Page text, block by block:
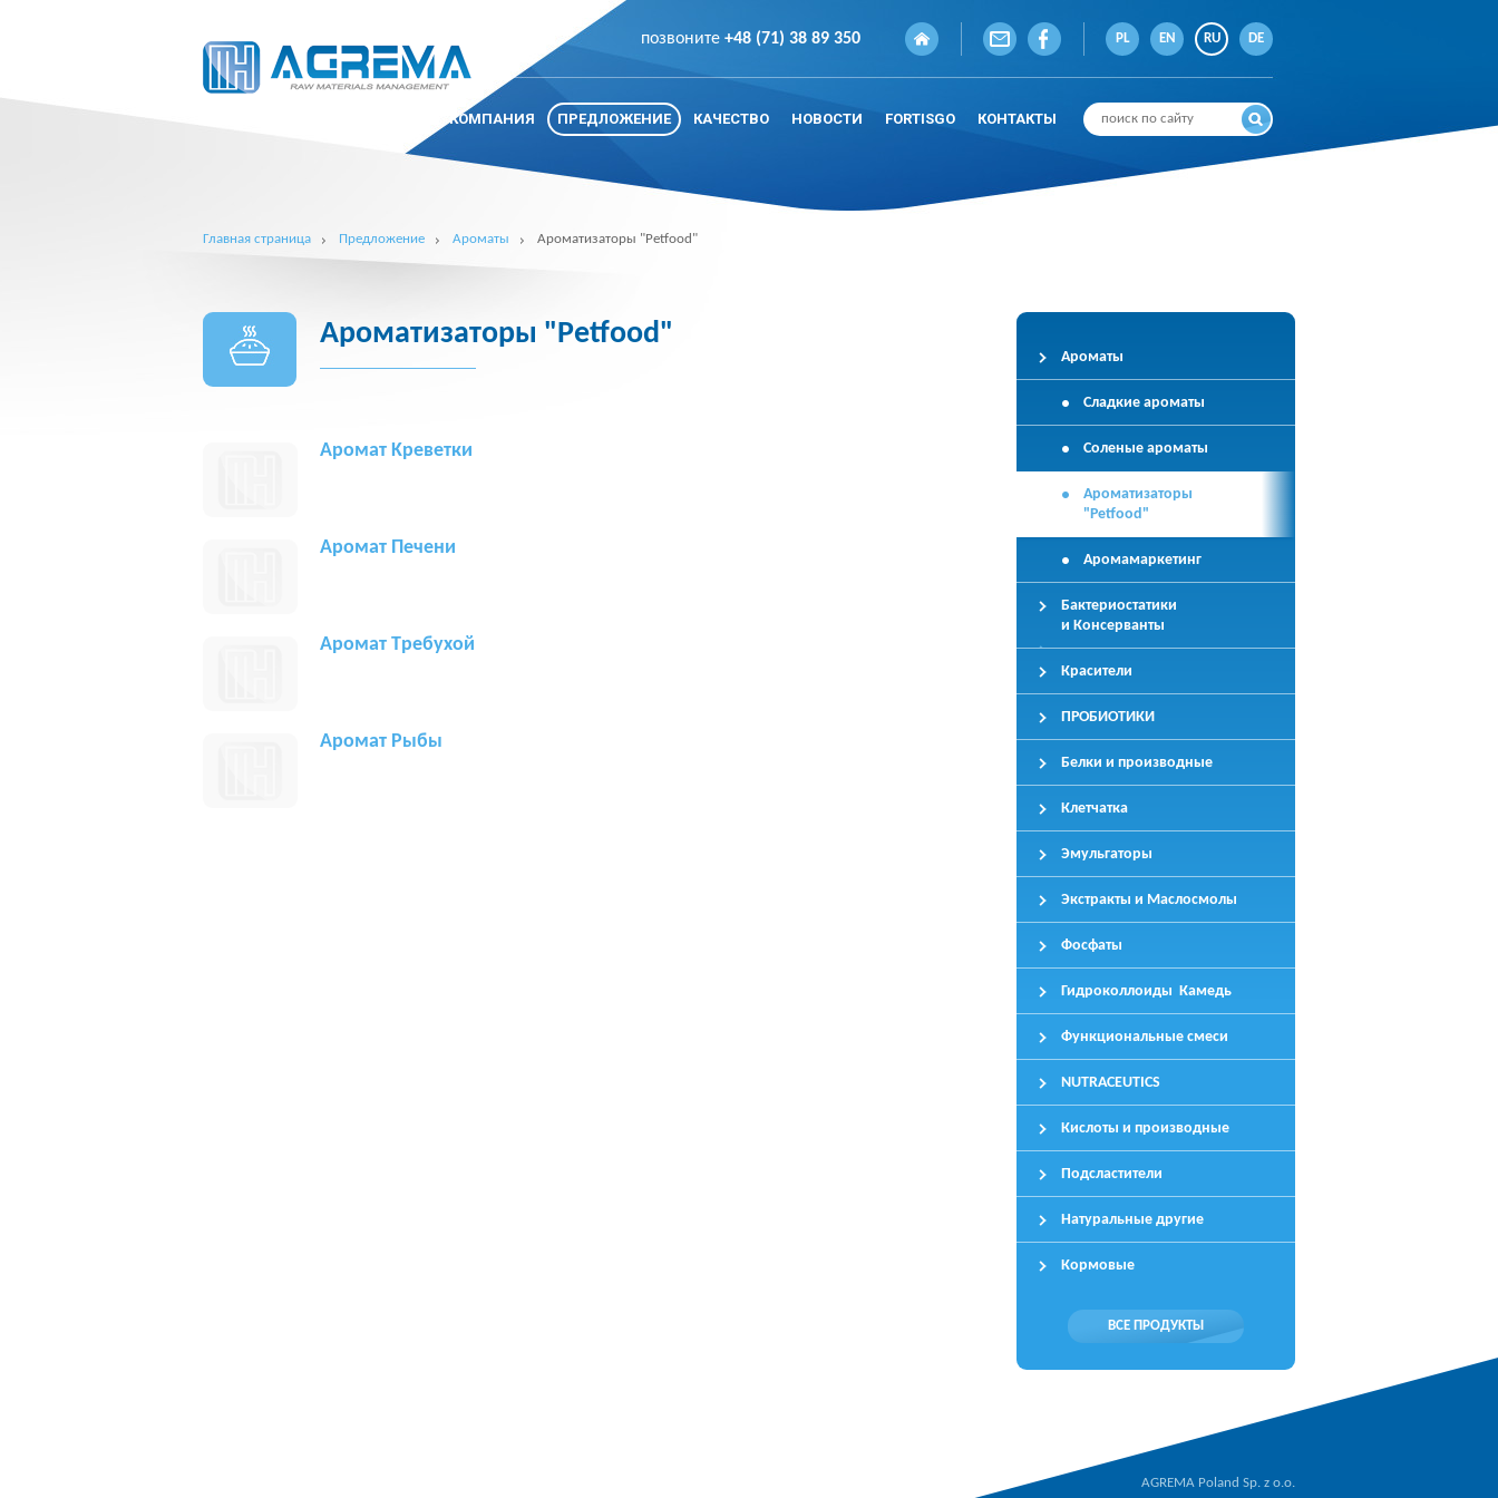
позвоните +48 (71) 38 89 350 PL EN RU DE
КОМПАНИЯ ПРЕДЛОЖЕНИЕ КАЧЕСТВО НОВОСТИ FORTISGO КОНТАКТЫ
Главная страница Предложение Ароматы Ароматизаторы "Petfood"
Ароматы
Сладкие ароматы
Соленые ароматы
Ароматизаторы
"Petfood"
Аромамаркетинг
Бактериостатики
и Консерванты
Красители
ПРОБИОТИКИ
Белки и производные
Клетчатка
Эмульгаторы
Экстракты и Маслосмолы
Фосфаты
Гидроколлоиды Камедь
Функциональные смеси
NUTRACEUTICS
Кислоты и производные
Подсластители
Натуральные другие
Кормовые
ВСЕ ПРОДУКТЫ
Ароматизаторы "Petfood"
Aромат Kреветки
Aромат Печени
Аромат Tребухой
Аромат Рыбы
AGREMA Poland Sp. z o.o.